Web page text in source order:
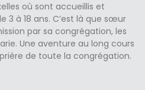
où sont accueillis et
3 à 18 ans. C’est là que sœur
par sa congrégation, les
Une aventure au long cours
de toute la congrégation.